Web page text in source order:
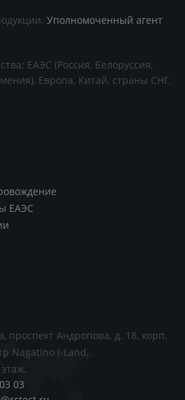
Уполномоченный агент
ЕАЭС (Россия, Белоруссия,
Европа, Китай, страны СНГ.
ЕАЭС
проспект Андропова, д. 18, корп.
Nagatino i-Land,
03